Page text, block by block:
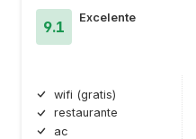
9.1
Excelente
wifi (gratis)
restaurante
ac